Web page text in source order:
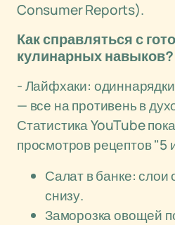
Consumer Reports).
Как справляться с
кулинарных навыков?
- Лайфхаки:
— все на противень в
Статистика YouTube
просмотров рецептов "5
Салат в банке: слои
снизу.
Заморозка овощей